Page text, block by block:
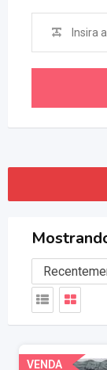
VENDA